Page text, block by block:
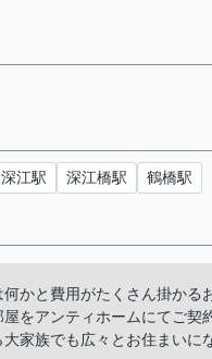
江駅 深江橋駅 鶴橋駅
かと費用がたくさん掛かる
をアンティホームにてご契
家族でも広々とお住まいに